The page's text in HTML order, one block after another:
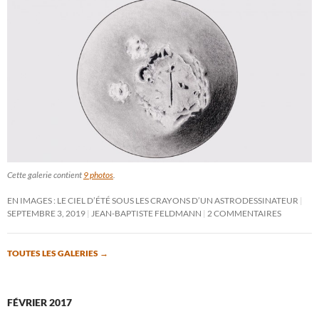
Cette galerie contient 9 photos.
EN IMAGES : LE CIEL D’ÉTÉ SOUS LES CRAYONS D’UN ASTRODESSINATEUR
SEPTEMBRE 3, 2019 JEAN-BAPTISTE FELDMANN 2 COMMENTAIRES
TOUTES LES GALERIES →
FÉVRIER 2017